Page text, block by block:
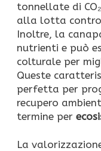
tonnellate di
alla lotta contro
Inoltre, la
nutrienti e può
colturale per
Queste
perfetta per
recupero
termine per
La